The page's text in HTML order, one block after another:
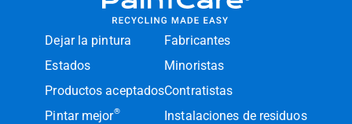
Dejar la pintura
Estados
Productos aceptados
Pintar mejor®
Fabricantes
Minoristas
Contratistas
Instalaciones de residuos